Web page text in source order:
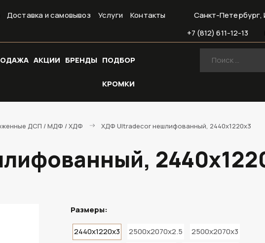
Доставка и самовывоз Услуги Контакты
Санкт-Петербург,
+7 (812) 611-12-13
АКЦИИ БРЕНДЫ ПОДБОР
КРОМКИ
ДСП / МДФ / ХДФ ХДФ Ultradecor нешлифованный, 2440х1220х3
Размеры:
2440x1220x3 2500x2070x2.5
2500x2070x3